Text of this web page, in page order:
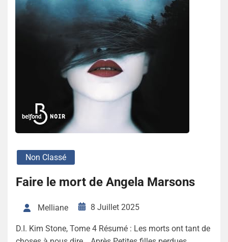
Non Classé
Faire le mort de Angela Marsons
Melliane 8 Juillet 2025
D.I. Kim Stone, Tome 4 Résumé : Les morts ont tant de